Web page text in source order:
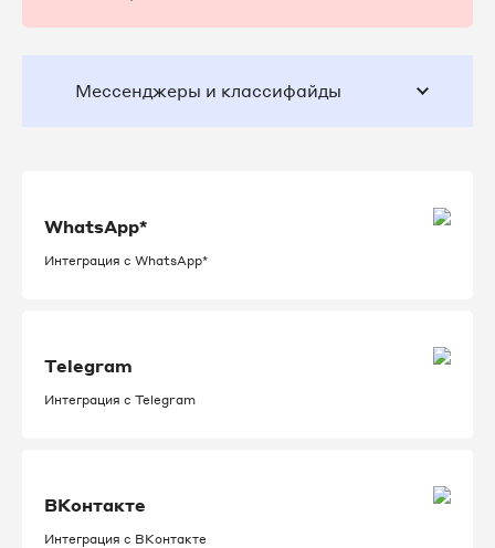
Мессенджеры и классифайды
WhatsApp*
Интеграция с WhatsApp*
Telegram
Интеграция с Telegram
ВКонтакте
Интеграция с ВКонтакте